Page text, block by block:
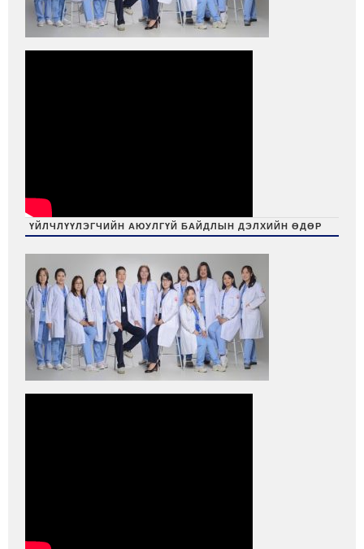
ҮЙЛЧЛҮҮЛЭГЧИЙН АЮУЛГҮЙ БАЙДЛЫН ДЭЛХИЙН ӨДӨР